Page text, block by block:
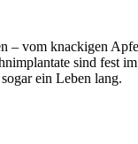
– vom knackigen
sind fest
ein Leben lang.